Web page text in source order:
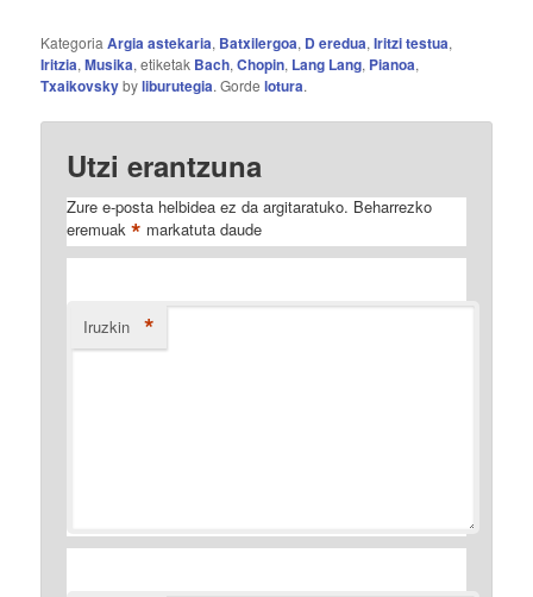
KategoriaArgia astekaria, Batxilergoa, D eredua,Iritzi testua,
Iritzia,Musika, etiketak Bach,Chopin, Lang Lang, Pianoa,
Txaikovskybyliburutegia. Gordelotura.
Utzi erantzuna
Zure e-posta helbidea ez da argitaratuko. Beharrezko
eremuak* markatuta daude
Iruzkin *